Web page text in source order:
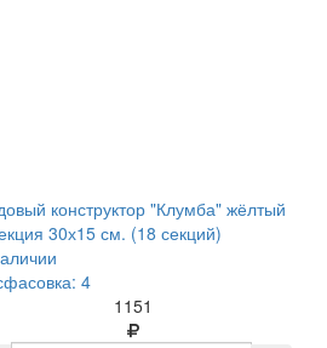
конструктор "Клумба" жёлтый
30х15 см. (18 секций)
4
1151